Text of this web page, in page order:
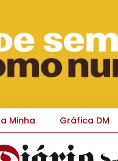
Minha Gráfica DM